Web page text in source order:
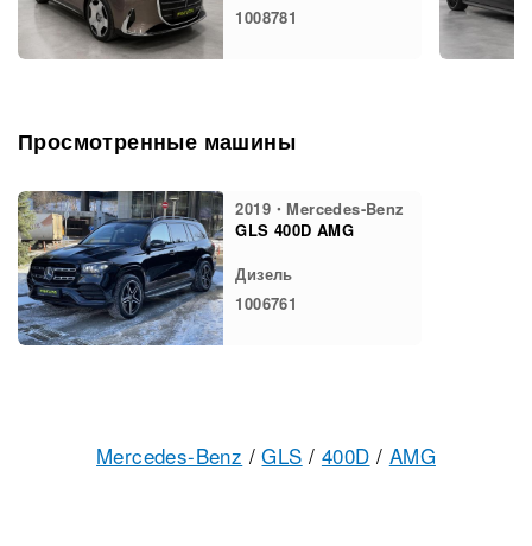
1008781
Просмотренные машины
2019・Mercedes-Benz
GLS 400D AMG
Дизель
1006761
Mercedes-Benz / GLS / 400D / AMG